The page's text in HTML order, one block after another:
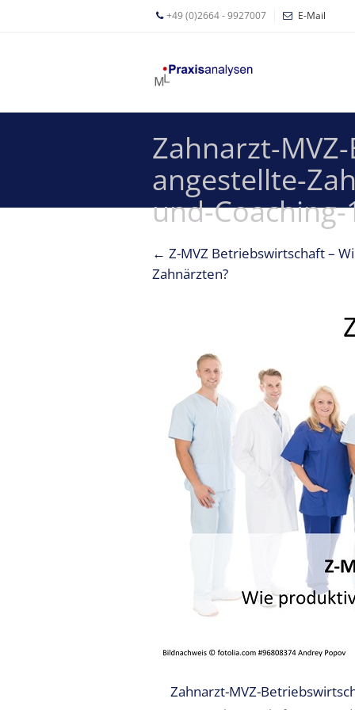
+49 (0)2664 - 9927007 E-Mail
Zahnarzt-
angestellte-
und-Coaching-
← Z-MVZ Betriebswirtschaft –
Zahnärzten?
Zahnarzt-MVZ-
Zahnarzt